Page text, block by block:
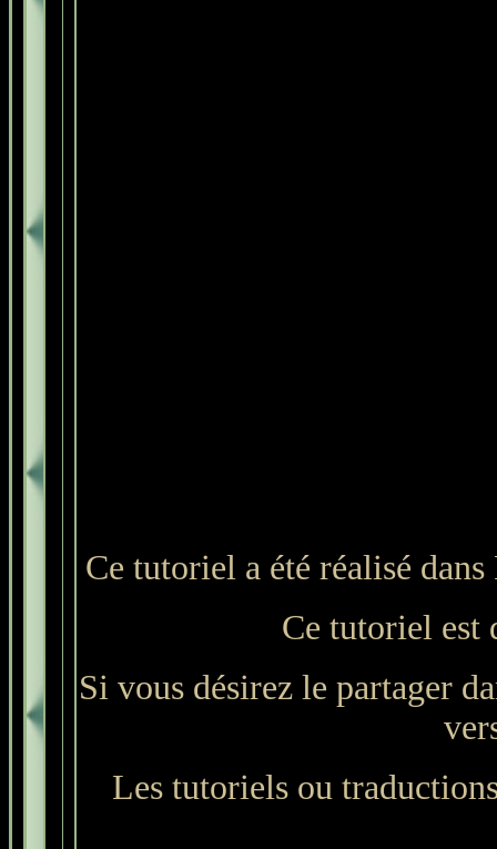
Ce tutoriel a été réalisé
Ce tutoriel est
Si vous désirez le partager
Les tutoriels ou